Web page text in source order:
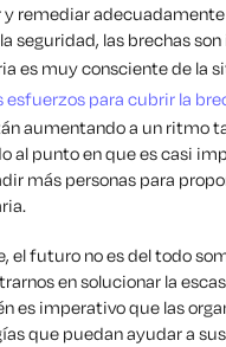
remediar
seguridad, las brechas
es muy consciente de la
esfuerzos para cubrir la
aumentando a un ritmo
al punto en que es casi
más personas para
el futuro no es del todo
en solucionar la
es imperativo que las
que puedan ayudar a